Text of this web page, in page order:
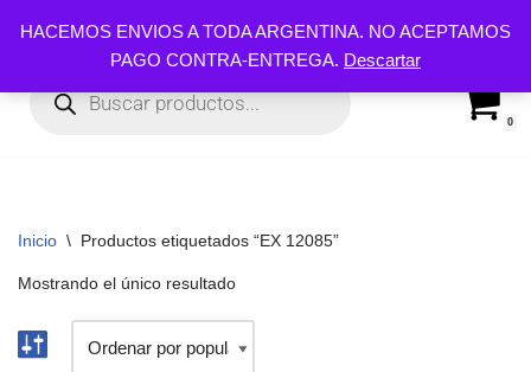
HACEMOS ENVIOS A TODA ARGENTINA. NO ACEPTAMOS
PAGO CONTRA-ENTREGA. Descartar
al
contenido
0
Inicio \ Productos etiquetados “EX 12085”
Mostrando el único resultado